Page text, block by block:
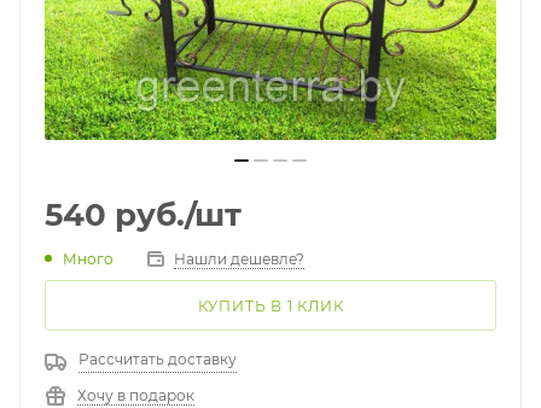
540 руб./шт
Много Нашли дешевле?
КУПИТЬ В 1 КЛИК
Рассчитать доставку
Хочу в подарок